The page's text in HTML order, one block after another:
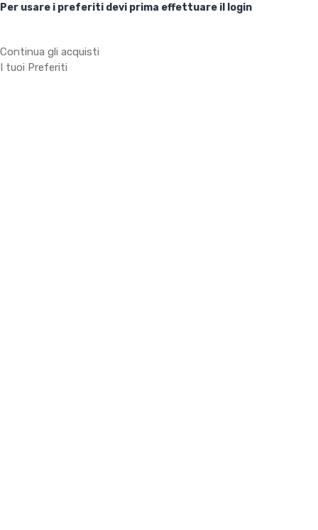
Per usare i preferiti devi prima effettuare il login
Continua gli acquisti
I tuoi Preferiti